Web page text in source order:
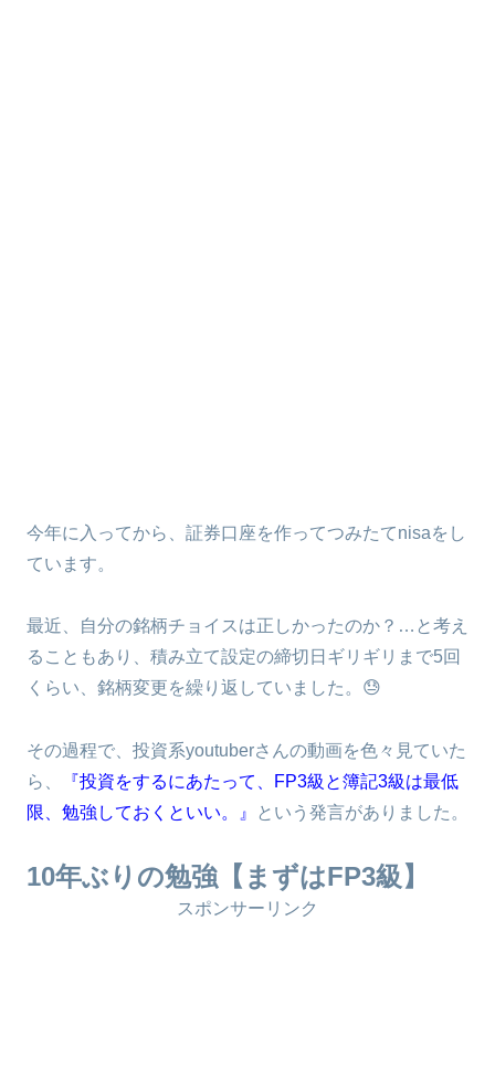
今年に入ってから、証券口座を作ってつみたてnisaをし
ています。
最近、自分の銘柄チョイスは正しかったのか？…と考え
ることもあり、積み立て設定の締切日ギリギリまで5回
くらい、銘柄変更を繰り返していました。😓
その過程で、投資系youtuberさんの動画を色々見ていた
ら、
『投資をするにあたって、FP3級と簿記3級は最低
限、勉強しておくといい。』
という発言がありました。
10年ぶりの勉強【まずはFP3級】
スポンサーリンク